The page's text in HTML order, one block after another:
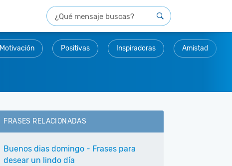
Motivación Positivas Inspiradoras Amistad
FRASES RELACIONADAS
Buenos dias domingo - Frases para
desear un lindo día